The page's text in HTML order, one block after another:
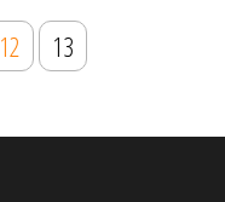
12 13